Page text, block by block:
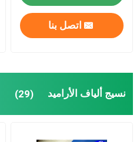
اتصل بنا
نسيج ألياف الأراميد (29)